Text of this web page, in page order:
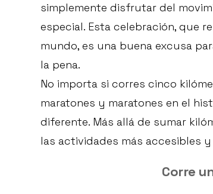
simplemente disfrutar del
especial. Esta celebración, que
mundo, es una buena excusa
la pena.
No importa si corres cinco
maratones y maratones en el
diferente. Más allá de sumar
las actividades más accesibles
Corre